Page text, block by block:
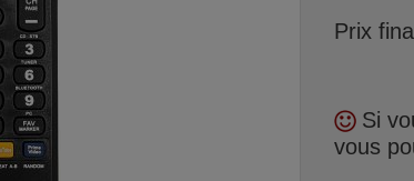
Prix final
Si
vous